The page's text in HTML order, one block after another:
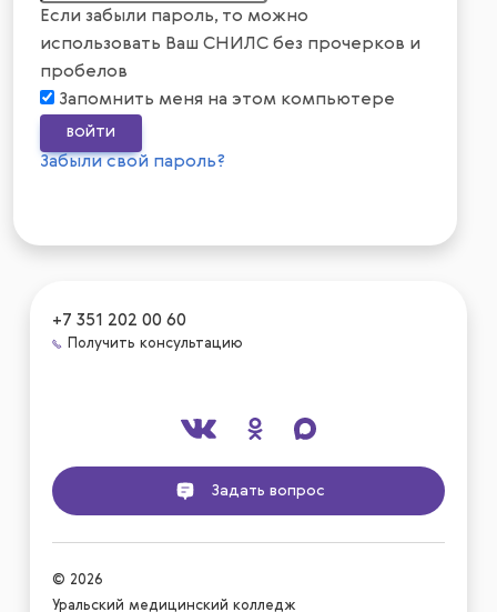
Если забыли пароль, то можно
использовать Ваш СНИЛС без прочерков и
пробелов
Запомнить меня на этом компьютере
Забыли свой пароль?
+7 351 202 00 60
Получить консультацию
Задать вопрос
© 2026
Уральский медицинский колледж